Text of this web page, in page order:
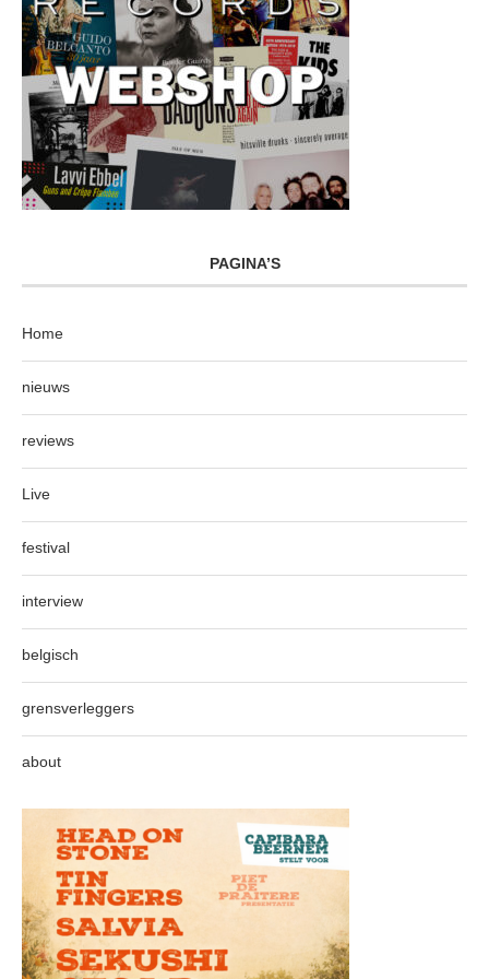
PAGINA’S
Home
nieuws
reviews
Live
festival
interview
belgisch
grensverleggers
about